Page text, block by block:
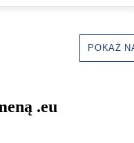
POKAŻ
.eu